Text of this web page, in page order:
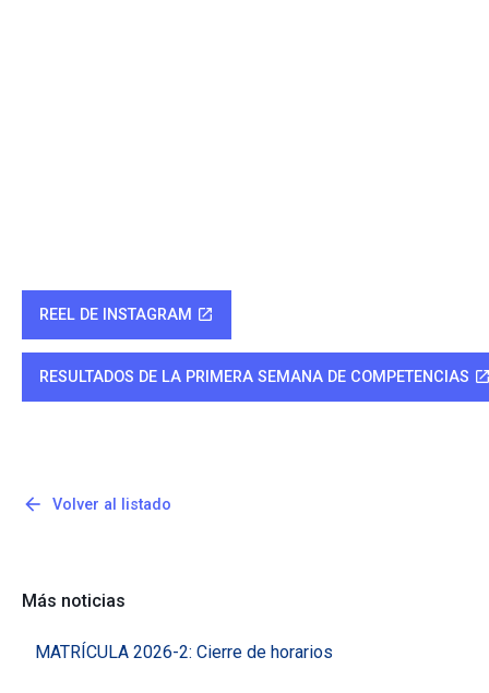
REEL DE INSTAGRAM open_in_new
RESULTADOS DE LA PRIMERA SEMANA DE COMPETENCIAS
arrow_back Volver al listado
Más noticias
MATRÍCULA 2026-2: Cierre de horarios